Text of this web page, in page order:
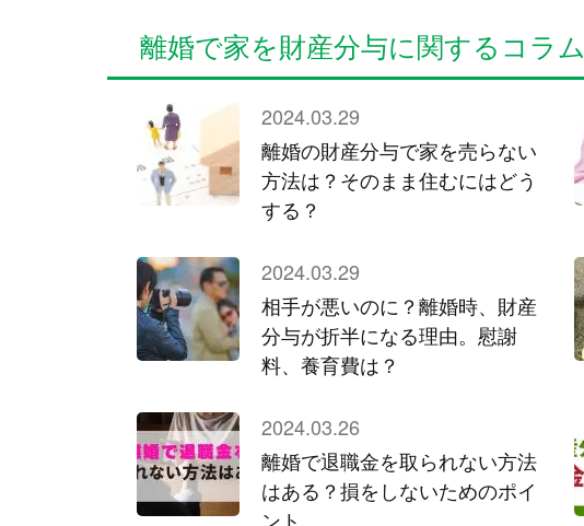
離婚で家を財産分与に関するコラム
2024.03.29
離婚の財産分与で家を売らない
方法は？そのまま住むにはどう
する？
2024.03.29
相手が悪いのに？離婚時、財産
分与が折半になる理由。慰謝
料、養育費は？
2024.03.26
離婚で退職金を取られない方法
はある？損をしないためのポイ
ント